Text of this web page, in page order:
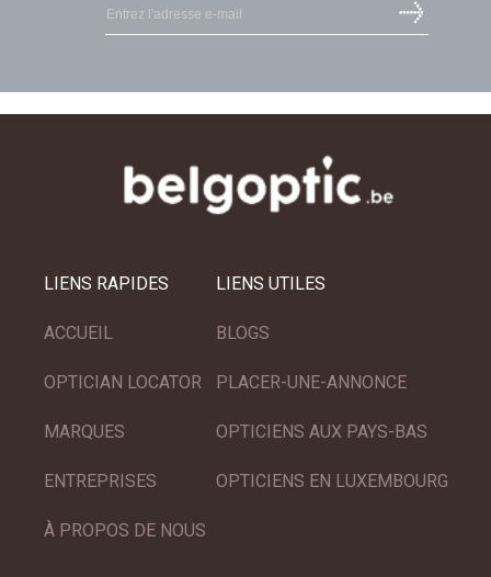
LIENS RAPIDES
ACCUEIL
OPTICIAN LOCATOR
MARQUES
ENTREPRISES
À PROPOS DE NOUS
LIENS UTILES
BLOGS
PLACER-UNE-ANNONCE
OPTICIENS AUX PAYS-BAS
OPTICIENS EN LUXEMBOURG